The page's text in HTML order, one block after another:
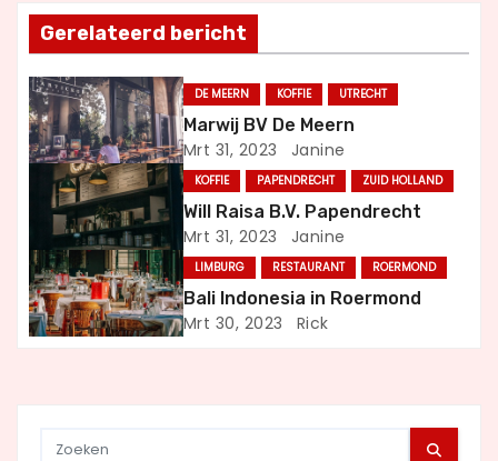
t
n
a
v
g
a
t
Gerelateerd bericht
DE MEERN KOFFIE UTRECHT
Marwij BV De Meern
Mrt 31, 2023 Janine
KOFFIE PAPENDRECHT ZUID HOLLAND
Will Raisa B.V. Papendrecht
Mrt 31, 2023 Janine
LIMBURG RESTAURANT ROERMOND
Bali Indonesia in Roermond
Mrt 30, 2023 Rick